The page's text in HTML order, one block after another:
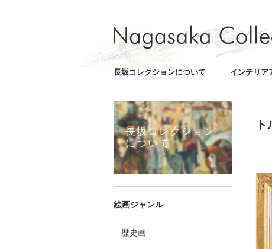
長坂コレクションについて インテリア
長坂コレクション
について
絵画ジャンル
歴史画